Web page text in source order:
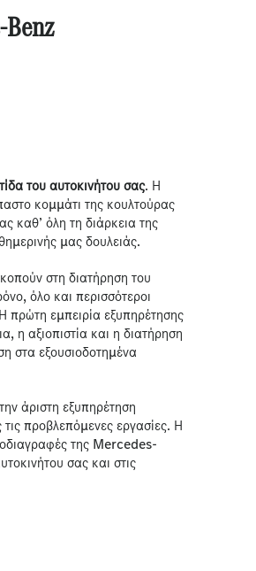
του αυτοκινήτου σας. Η
κομμάτι της κουλτούρας
καθ’ όλη τη διάρκεια της
μας δουλειάς.
στη διατήρηση του
όλο και περισσότεροι
πρώτη εμπειρία εξυπηρέτησης
η αξιοπιστία και η διατήρηση
στα εξουσιοδοτημένα
άριστη εξυπηρέτηση
προβλεπόμενες εργασίες. Η
της Mercedes-
σας και στις